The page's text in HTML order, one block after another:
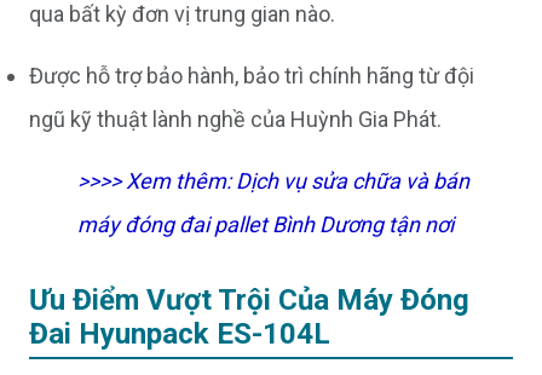
qua bất kỳ đơn vị trung gian nào.
Được hỗ trợ bảo hành, bảo trì chính hãng từ đội
ngũ kỹ thuật lành nghề của Huỳnh Gia Phát.
>>>> Xem thêm:Dịch vụ sửa chữa và bán
máy đóng đai pallet Bình Dương tận nơi
Ưu Điểm Vượt Trội Của Máy Đóng
Đai Hyunpack ES-104L